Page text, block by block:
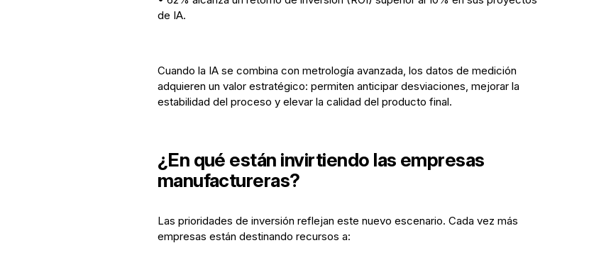
de IA.
Cuando la IA se combina con metrología avanzada, los datos de medición
adquieren un valor estratégico: permiten anticipar desviaciones, mejorar la
estabilidad del proceso y elevar la calidad del producto final.
¿En qué están invirtiendo las empresas
manufactureras?
Las prioridades de inversión reflejan este nuevo escenario. Cada vez más
empresas están destinando recursos a: